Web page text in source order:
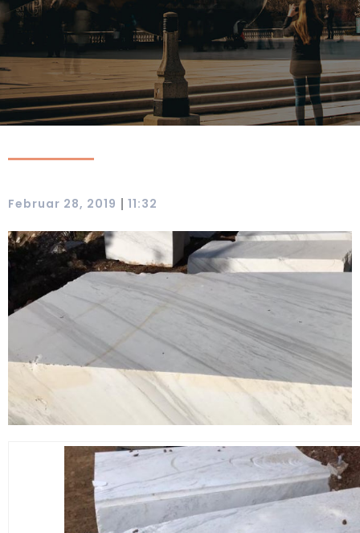
Februar 28, 2019 | 11:32